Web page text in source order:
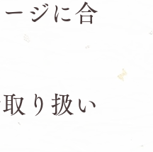
ジに合
り扱い